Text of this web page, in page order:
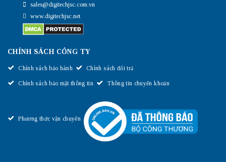
sales@digitechjsc.com.vn
www.digitechjsc.net
CHÍNH SÁCH CÔNG TY
Chính sách bảo hành Chính sách đổi trả
Chính sách bảo mật thông tin Thông tin chuyển khoản
Phương thức vận chuyển